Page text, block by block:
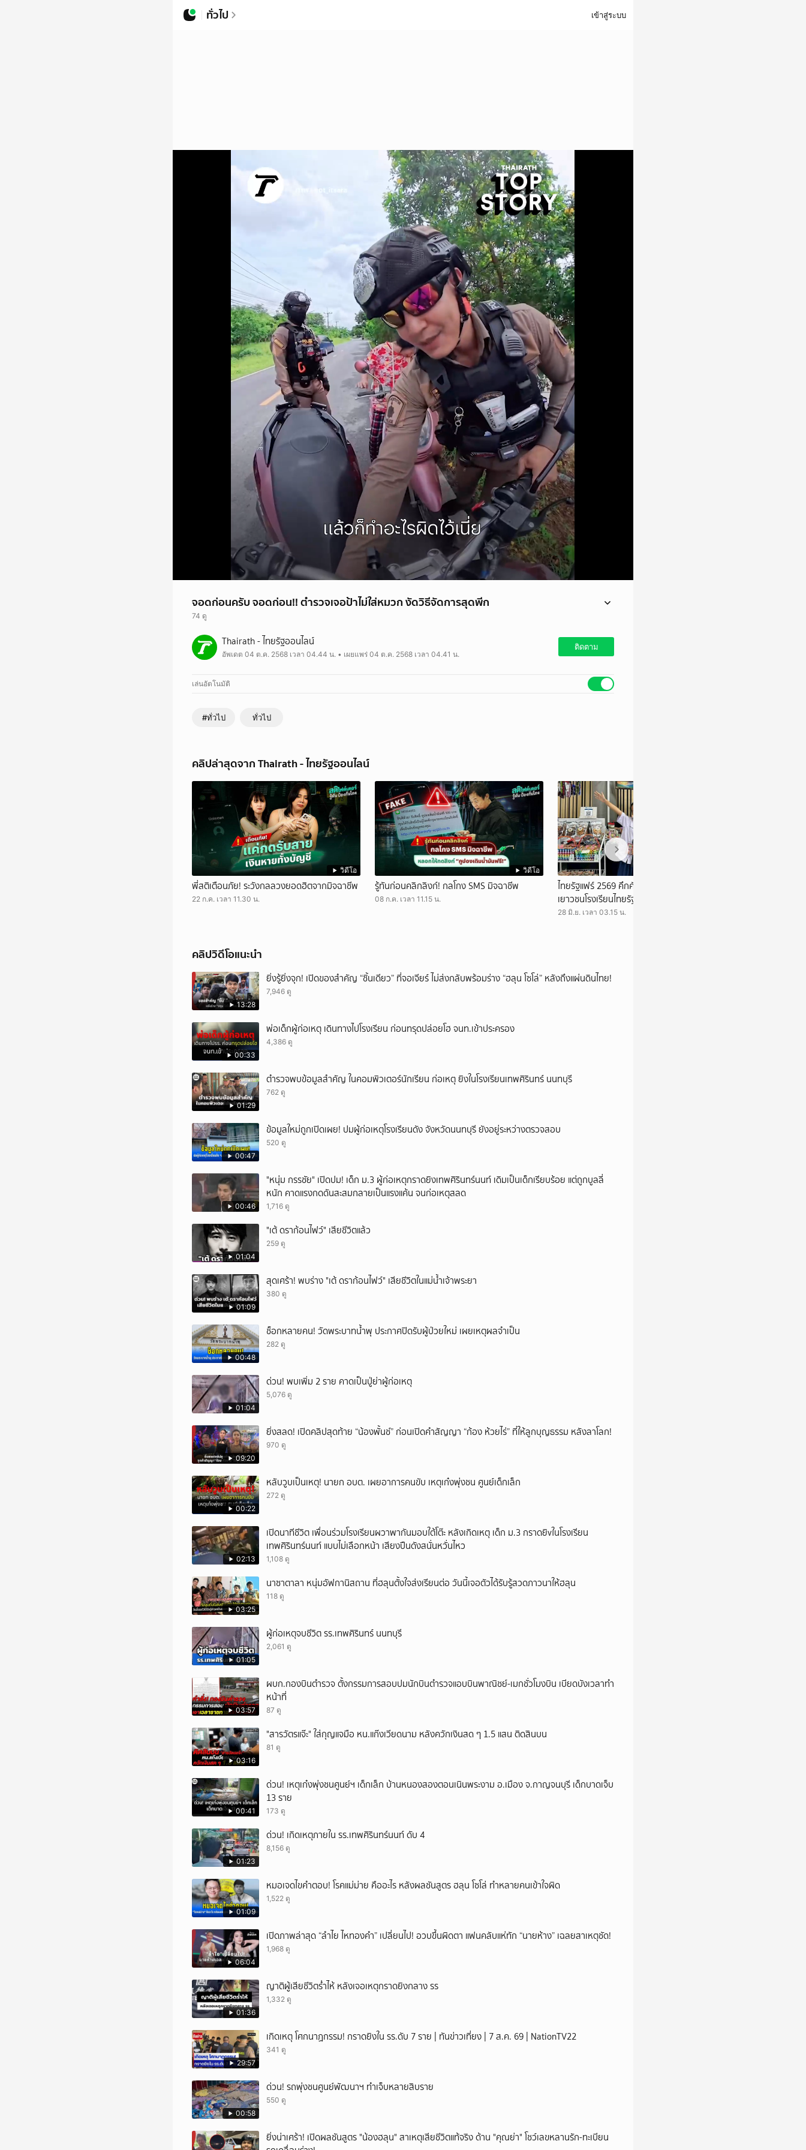
ทั่วไป เข้าสู่ระบบ
จอดก่อนครับ จอดก่อน!! ตำรวจเจอป้าไม่ใส่หมวก งัดวิธีจัดการสุดพีก
74 ดู
เมื่อตำรวจเรียกให้หยุดรถ ตกใจนึกว่าโดนจับ ที่ไหนได้ตำรวจมาแจกหมวกกันน็อก ทำเอาป้าตกใจ
ตามข่าวก่อนใครได้ที่
- Website :www.thairath.co.th
Thairath - ไทยรัฐออนไลน์
อัพเดต 04 ต.ค. 2568 เวลา 04.44 น. • เผยแพร่ 04 ต.ค. 2568 เวลา 04.41 น.
ติดตาม
เล่นอัตโนมัติ
#ทั่วไป ทั่วไป
คลิปล่าสุดจาก Thairath - ไทยรัฐออนไลน์
วิดีโอ
พี่สติเตือนภัย! ระวังกลลวงยอดฮิตจากมิจฉาชีพ
22 ก.ค. เวลา 11.30 น.
วิดีโอ
รู้ทันก่อนคลิกลิงก์! กลโกง SMS มิจฉาชีพ
08 ก.ค. เวลา 11.15 น.
ไทยรัฐแฟร์ 2569 คึกคัก ชวนช้อปสินค้าฝีมือ
เยาวชนโรงเรียนไทยรัฐวิทยา กว่า 71 รายการ
28 มิ.ย. เวลา 03.15 น.
คลิปวิดีโอแนะนำ
13:28
ยิ่งรู้ยิ่งจุก! เปิดของสำคัญ “ชิ้นเดียว” ที่จอเจียร์ ไม่ส่งกลับพร้อมร่าง “ฮลุน โซโล่” หลังถึงแผ่นดินไทย!
7,946 ดู
00:33
พ่อเด็กผู้ก่อเหตุ เดินทางไปโรงเรียน ก่อนทรุดปล่อยโฮ จนท.เข้าประครอง
4,386 ดู
01:29
ตำรวจพบข้อมูลสำคัญ ในคอมพิวเตอร์นักเรียน ก่อเหตุ ยิงในโรงเรียนเทพศิรินทร์ นนทบุรี
762 ดู
00:47
ข้อมูลใหม่ถูกเปิดเผย! ปมผู้ก่อเหตุโรงเรียนดัง จังหวัดนนทบุรี ยังอยู่ระหว่างตรวจสอบ
520 ดู
00:46
"หนุ่ม กรรชัย" เปิดปม! เด็ก ม.3 ผู้ก่อเหตุกราดยิงเทพศิรินทร์นนท์ เดิมเป็นเด็กเรียบร้อย แต่ถูกบูลลี่
หนัก คาดแรงกดดันสะสมกลายเป็นแรงแค้น จนก่อเหตุสลด
1,716 ดู
01:04
"เต้ ดราก้อนไฟว์" เสียชีวิตแล้ว
259 ดู
01:09
สุดเศร้า! พบร่าง "เต้ ดราก้อนไฟว์" เสียชีวิตในแม่น้ำเจ้าพระยา
380 ดู
00:48
ช็อกหลายคน! วัดพระบาทน้ำพุ ประกาศปิดรับผู้ป่วยใหม่ เผยเหตุผลจำเป็น
282 ดู
01:04
ด่วน! พบเพิ่ม 2 ราย คาดเป็นปู่ย่าผู้ก่อเหตุ
5,076 ดู
09:20
ยิ่งสลด! เปิดคลิปสุดท้าย “น้องพั้นช์” ก่อนเปิดคำสัญญา “ก้อง ห้วยไร่” ที่ให้ลูกบุญธรรม หลังลาโลก!
970 ดู
00:22
หลับวูบเป็นเหตุ! นายก อบต. เผยอาการคนขับ เหตุเก๋งพุ่งชน ศูนย์เด็กเล็ก
272 ดู
02:13
เปิดนาทีชีวิต เพื่อนร่วมโรงเรียนผวาพากันมอบใต้โต๊ะ หลังเกิดเหตุ เด็ก ม.3 กราดยิvในโรงเรียน
เทพศิรินทร์นนท์ แบบไม่เลือกหน้า เสียงปืนดังสนั่นหวั่นไหว
1,108 ดู
03:25
นาซาตาลา หนุ่มอัฟกานิสถาน ที่ฮลุนตั้งใจส่งเรียนต่อ วันนี้เจอตัวได้รับรู้สวดภาวนาให้ฮลุน
118 ดู
01:05
ผู้ก่อเหตุจบชีวิต รร.เทพศิรินทร์ นนทบุรี
2,061 ดู
03:57
ผบก.กองบินตำรวจ ตั้งกรรมการสอบปมนักบินตำรวจแอบบินพาณิชย์-เมกชั่วโมงบิน เบียดบังเวลาทำ
หน้าที่
87 ดู
03:16
"สารวัตรแจ๊ะ" ใส่กุญแจมือ หน.แก๊งเวียดนาม หลังควักเงินสด ๆ 1.5 แสน ติดสินบน
81 ดู
00:41
ด่วน! เหตุเก๋งพุ่งชนศูนย์ฯ เด็กเล็ก บ้านหนองสองตอนเนินพระงาม อ.เมือง จ.กาญจนบุรี เด็กบาดเจ็บ
13 ราย
173 ดู
01:23
ด่วน! เกิดเหตุภายใน รร.เทพศิรินทร์นนท์ ดับ 4
8,156 ดู
01:09
หมอเจดไขคำตอบ! โรคแม่ม่าย คืออะไร หลังผลชันสูตร ฮลุน โซโล่ ทำหลายคนเข้าใจผิด
1,522 ดู
06:04
เปิดภาพล่าสุด “ลำไย ไหทองคำ” เปลี่ยนไป! อวบขึ้นผิดตา แฟนคลับแห่ทัก “นายห้าง” เฉลยสาเหตุชัด!
1,968 ดู
01:36
ญาติผู้เสียชีวิตร่ำไห้ หลังเจอเหตุกราดยิงกลาง รร
1,332 ดู
29:57
เกิดเหตุ โศกนาฏกรรม! กราดยิงใน รร.ดับ 7 ราย | ทันข่าวเที่ยง | 7 ส.ค. 69 | NationTV22
341 ดู
00:58
ด่วน! รถพุ่งชนศูนย์พัฒนาฯ ทำเจ็บหลายสิบราย
550 ดู
ยิ่งน่าเศร้า! เปิดผลชันสูตร "น้องฮลุน" สาเหตุเสียชีวิตแท้จริง ด้าน "คุณย่า" โชว์เลขหลานรัก-ทะเบียน